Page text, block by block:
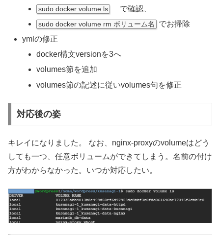
sudo docker volume ls で確認、
sudo docker volume rm ボリューム名
でお掃除
ymlの修正
docker構文versionを3へ
volumes節を追加
volumes節の記述に従いvolumes句を修正
対応後の姿
キレイになりました。 なお、nginx-proxyのvolumeはどう
しても一つ、任意ボリュームができてしまう。名前の付け
方がわからなかった。いつか対応したい。